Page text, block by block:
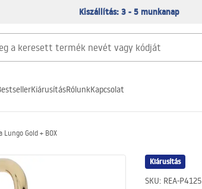
Kiszállítás: 3 - 5 munkanap
KiárusításRólunkKapcsolat
Gold + BOX
Kiárusítás
SKU: REA-P4125